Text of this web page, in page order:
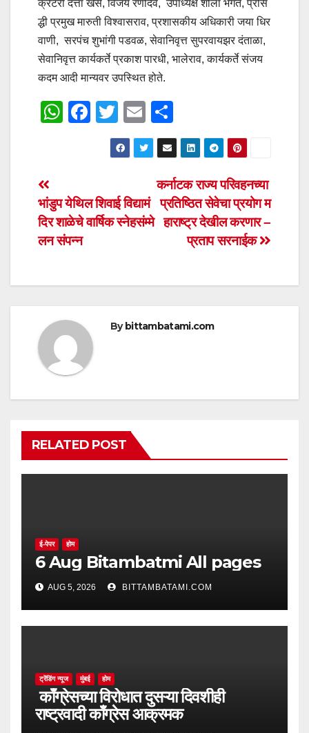
क्रेटरी दत्ता खेसे, विजय रणदिवे, उपाध्यक्ष शीला भगत, प्रसि
द्धी प्रमुख मारुती विश्वासराव, प्रशासकीय अधिकारी जया धिर
वाणी, सरपंच शुभांगी पडवळ, सेवानिवृत्त सुपरवायझर दंताळा,
सेवानिवृत्त कार्यकर्ते प्रकाश पारधी, भालेराव, कार्यकर्ते संजय
कदम आदी मान्यवर उपस्थित होते.
W
A
p
p
F
b
o
T
wi
tt
E
m
ail
h
ar
e
Post
navigation
कर्नाटक राज्य परिवहनच्या
प्रतिष्ठित सेवेचा प्रयोग म
हाराष्ट्र देखील करणार –
प्रताप सरनाईक
भांडुप येथिल शिवाई विद्यामं
दिर शाळेचे वार्षिक स्नेहसंम्मे
लन संपन्न
Bybittambatami.com
RELATED POST
ई-पेपर होम
6 Aug Bitambatmi All pages
AUG 5, 2026 BITTAMBATAMI.COM
ट्रेंडिंग न्यूज मुंबई होम
काँग्रेसच्या विरोधात दुसऱ्या दिवशीही
राष्ट्रवादी काँग्रेस आक्रमक